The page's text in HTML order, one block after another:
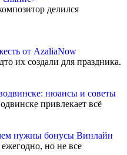
делился
от AzaliaNow
их создали для праздника.
нюансы и советы
привлекает всё
нужны бонусы Винлайн
но не все